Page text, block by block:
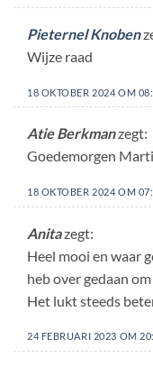
Pieternel Knoben
Wijze raad
18 OKTOBER 2024 OM
Atie Berkmanzegt:
Goedemorgen
18 OKTOBER 2024 OM
Anitazegt:
Heel mooi en waar
heb over gedaan
Het lukt steeds
24 FEBRUARI 2023 OM